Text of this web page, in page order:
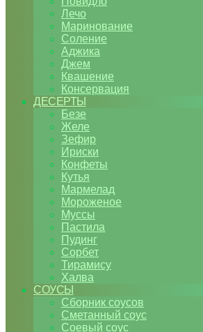
Лечо
Маринование
Соление
Аджика
Джем
Квашение
Консервация
ДЕСЕРТЫ
Безе
Желе
Зефир
Ириски
Конфеты
Кутья
Мармелад
Мороженое
Муссы
Пастила
Пудинг
Сорбет
Тирамису
Халва
СОУСЫ
Сборник соусов
Сметанный соус
Соевый соус